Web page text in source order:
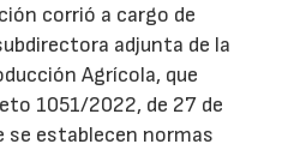
corrió a cargo de
adjunta de la
Agrícola, que
1051/2022, de 27 de
se establecen normas